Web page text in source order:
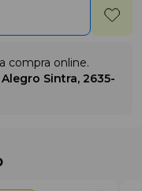
compra online.
Alegro Sintra, 2635-